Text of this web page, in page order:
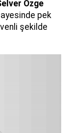
Özge
pek
şekilde